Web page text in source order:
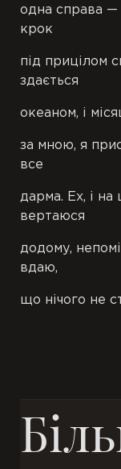
одна справа —
крок
під прицілом
здається
океаном, і
за мною, я
все
дарма. Ех, і на
вертаюся
додому,
вдаю,
що нічого не